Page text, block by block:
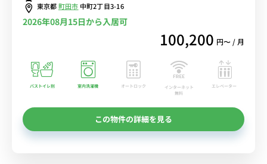
東京都町田市 中町2丁目3-16
2026年08月15日から入居可
100,200 円〜 / 月
バストイレ別 室内洗濯機 オートロック
インターネット
無料
エレベーター
この物件の詳細を見る